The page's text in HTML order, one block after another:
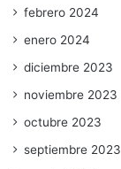
febrero 2024
enero 2024
diciembre 2023
noviembre 2023
octubre 2023
septiembre 2023